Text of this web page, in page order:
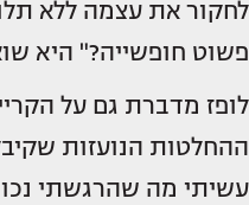
לחקור את עצמה ללא
פשוט חופשייה?" היא
לופז מדברת גם על
ההחלטות הנועזות
עשיתי מה שהרגשתי